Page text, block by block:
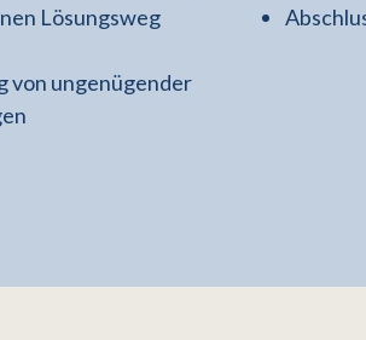
Lösungsweg
von ungenügender